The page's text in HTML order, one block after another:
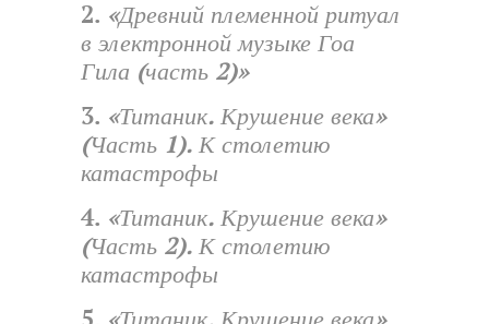
2. «Древний племенной ритуал
в электронной музыке Гоа
Гила (часть 2)»
3. «Титаник. Крушение века»
(Часть 1). К столетию
катастрофы
4. «Титаник. Крушение века»
(Часть 2). К столетию
катастрофы